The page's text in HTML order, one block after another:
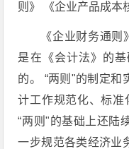
则》 《企业产品成本
《企业财务通
是在《会计法》的
的。 “两则"的制定和
计工作规范化、标准
“两则"的基础上还陆
一步规范各类经济业